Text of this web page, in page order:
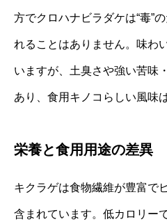
方でクロハナビラダケは“毒”
れることはありません。味わ
いますが、土臭さや強い苦味
あり、食用キノコらしい風味
栄養と食用用途の差異
キクラゲは食物繊維が豊富で
含まれています。低カロリー